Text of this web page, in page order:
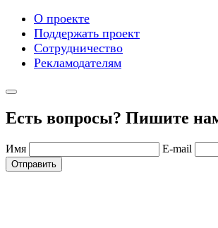
О проекте
Поддержать проект
Сотрудничество
Рекламодателям
Есть вопросы? Пишите
Имя E-mail